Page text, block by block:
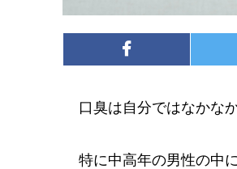
口臭は自分ではなかな
特に中高年の男性の中